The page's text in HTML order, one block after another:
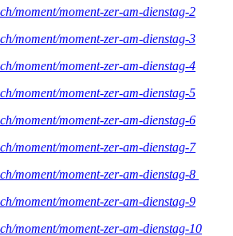
moment/moment-zer-am-dienstag-2
moment/moment-zer-am-dienstag-3
moment/moment-zer-am-dienstag-4
moment/moment-zer-am-dienstag-5
moment/moment-zer-am-dienstag-6
moment/moment-zer-am-dienstag-7
moment/moment-zer-am-dienstag-8
moment/moment-zer-am-dienstag-9
moment/moment-zer-am-dienstag-10